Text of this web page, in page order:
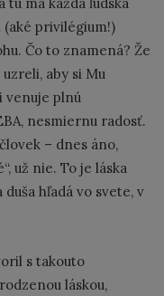
(aké privilégium!)
Čo to znamená? Že
aby si Mu
venuje plnú
nesmiernu radosť.
– dnes áno,
už nie. To je láska
hľadá vo svete, v
s takouto
láskou,